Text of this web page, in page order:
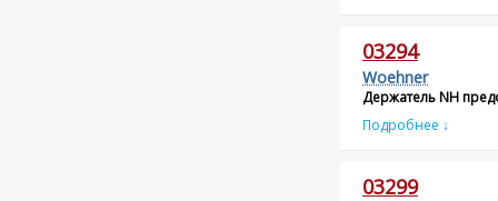
03294
Woehner
Держатель NH
Подробнее ↓
03299